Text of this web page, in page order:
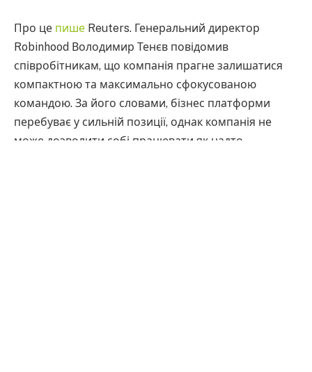
Про це пише Reuters. Генеральний директор
Robinhood Володимир Тенєв повідомив
співробітникам, що компанія прагне залишатися
компактною та максимально сфокусованою
командою. За його словами, бізнес платформи
перебуває у сильній позиції, однак компанія не
може дозволити собі працювати як надто